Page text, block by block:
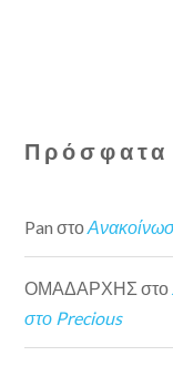
Πρόσφατα
Pan στο
ΟΜΑΔΑΡΧΗΣ στο
στο Precious